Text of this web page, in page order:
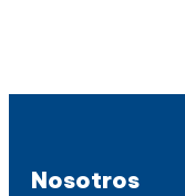
Nosotros